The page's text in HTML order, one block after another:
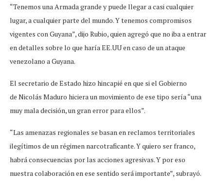
“Tenemos una Armada grande y puede llegar a casi cualquier
lugar, a cualquier parte del mundo. Y tenemos compromisos
vigentes con Guyana”, dijo Rubio, quien agregó que no iba a entrar
en detalles sobre lo que haría EE.UU en caso de un ataque
venezolano a Guyana.
El secretario de Estado hizo hincapié en que si el Gobierno
de Nicolás Maduro hiciera un movimiento de ese tipo sería “una
muy mala decisión, un gran error para ellos”.
“Las amenazas regionales se basan en reclamos territoriales
ilegítimos de un régimen narcotraficante. Y quiero ser franco,
habrá consecuencias por las acciones agresivas. Y por eso
nuestra colaboración en ese sentido será importante”, subrayó.